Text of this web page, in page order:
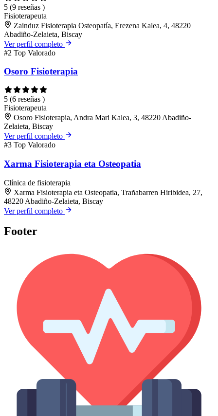
5 (9 reseñas )
Fisioterapeuta
Zainduz Fisioterapia Osteopatía, Erezena Kalea, 4, 48220
Abadiño-Zelaieta, Biscay
Ver perfil completo
#2 Top Valorado
Osoro Fisioterapia
5 (6 reseñas )
Fisioterapeuta
Osoro Fisioterapia, Andra Mari Kalea, 3, 48220 Abadiño-
Zelaieta, Biscay
Ver perfil completo
#3 Top Valorado
Xarma Fisioterapia eta Osteopatia
Clínica de fisioterapia
Xarma Fisioterapia eta Osteopatia, Trañabarren Hiribidea, 27,
48220 Abadiño-Zelaieta, Biscay
Ver perfil completo
Footer